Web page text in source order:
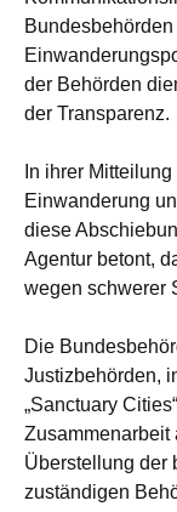
der Behörden
der Transparenz.
In ihrer
Einwanderung
diese
Agentur betont,
wegen schwerer
Die
Justizbehörden,
„Sanctuary
Zusammenarbeit
Überstellung der
zuständigen